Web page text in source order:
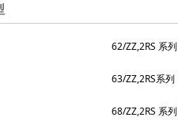
62/ZZ,2RS 系列
63/ZZ,2RS系列
68/ZZ,2RS 系列